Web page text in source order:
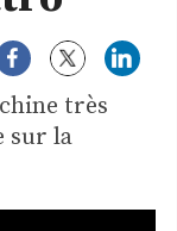
très
sur la